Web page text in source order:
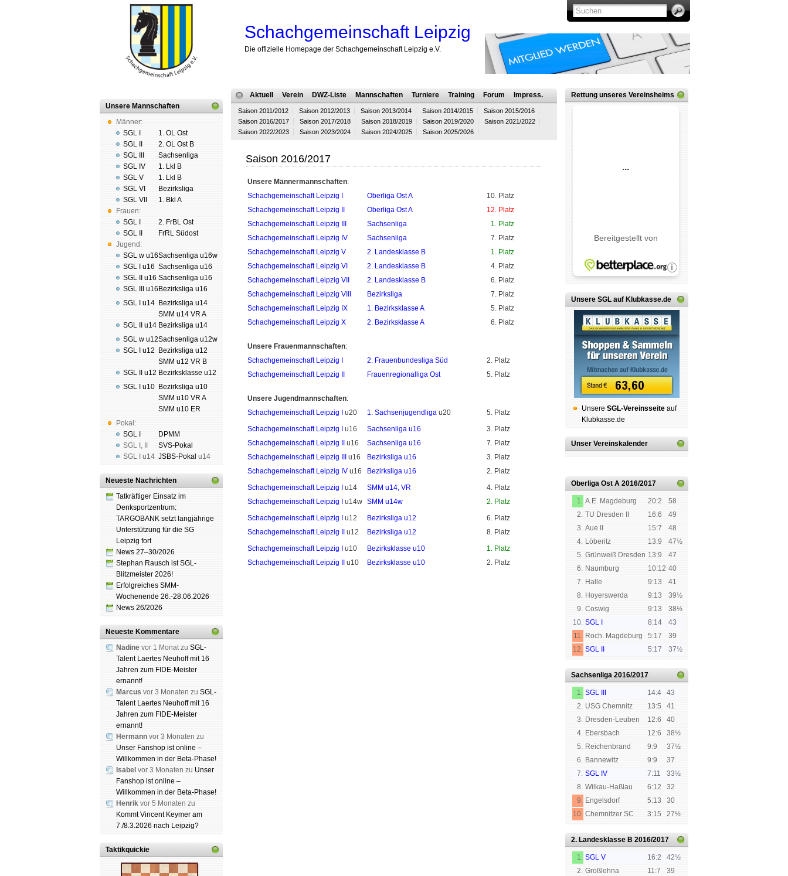
Schachgemeinschaft Leipzig
Die offizielle Homepage der Schachgemeinschaft Leipzig e.V.
Unsere Mannschaften
Männer:
SGL I
SGL II
SGL III
SGL IV
SGL V
SGL VI
SGL VII
Frauen:
SGL I
SGL II
Jugend:
SGL w u16
SGL I u16
SGL II u16
SGL III u16
SGL I u14
SGL II u14
SGL w u12
SGL I u12
SGL II u12
SGL I u10
Pokal:
SGL I
SGL I ,
SGL I
u14
1. OL Ost
2. OL Ost B
Sachsenliga
1. Lkl B
1. Lkl B
Bezirksliga
1. Bkl A
2. FrBL Ost
FrRL Südost
Sachsenliga u16w
Sachsenliga u16
Sachsenliga u16
Bezirksliga u16
Bezirksliga u14
SMM u14 VR A
Bezirksliga u14
Sachsenliga u12w
Bezirksliga u12
SMM u12 VR B
Bezirksklasse u12
Bezirksliga u10
SMM u10 VR A
SMM u10 ER
DPMM
SVS-Pokal
JSBS-Pokal u14
Neueste Nachrichten
Tatkräftiger Einsatz im
Denksportzentrum:
TARGOBANK setzt langjährige
Unterstützung für die SG
Leipzig fort
News 27–30/2026
Stephan Rausch ist SGL-
Blitzmeister 2026!
Erfolgreiches SMM-
Wochenende 26.-28.06.2026
News 26/2026
Neueste Kommentare
Nadine vor 1 Monat zu SGL-
Talent Laertes Neuhoff mit 16
Jahren zum FIDE-Meister
ernannt!
Marcus vor 3 Monaten zu SGL-
Talent Laertes Neuhoff mit 16
Jahren zum FIDE-Meister
ernannt!
Hermann vor 3 Monaten zu
Unser Fanshop ist online –
Willkommen in der Beta-Phase!
Isabel vor 3 Monaten zu Unser
Fanshop ist online –
Willkommen in der Beta-Phase!
Henrik vor 5 Monaten zu
Kommt Vincent Keymer am
7./8.3.2026 nach Leipzig?
Taktikquickie
Aktuell Verein DWZ-Liste Mannschaften Turniere Training Forum Impress.
Saison 2011/2012 Saison 2012/2013 Saison 2013/2014 Saison 2014/2015
Saison 2015/2016
Saison 2016/2017
Saison 2017/2018 Saison 2018/2019 Saison 2019/2020
Saison 2021/2022
Saison 2022/2023
Saison 2023/2024 Saison 2024/2025 Saison 2025/2026
Saison 2016/2017
Unsere Männermannschaften:
Schachgemeinschaft Leipzig I
Oberliga Ost A
10. Platz
Schachgemeinschaft Leipzig II
Oberliga Ost A
12. Platz
Schachgemeinschaft Leipzig III
Sachsenliga
1. Platz
Schachgemeinschaft Leipzig IV
Sachsenliga
7. Platz
Schachgemeinschaft Leipzig V
2. Landesklasse B
1. Platz
Schachgemeinschaft Leipzig VI
2. Landesklasse B
4. Platz
Schachgemeinschaft Leipzig VII
2. Landesklasse B
6. Platz
Schachgemeinschaft Leipzig VIII
Bezirksliga
7. Platz
Schachgemeinschaft Leipzig IX
1. Bezirksklasse A
5. Platz
Schachgemeinschaft Leipzig X
2. Bezirksklasse A 6. Platz
Unsere Frauenmannschaften:
Schachgemeinschaft Leipzig I
2. Frauenbundesliga Süd
2. Platz
Schachgemeinschaft Leipzig II
Frauenregionalliga Ost 5. Platz
Unsere Jugendmannschaften:
Schachgemeinschaft Leipzig I
u20 1. Sachsenjugendliga u20
5. Platz
Schachgemeinschaft Leipzig I
u16 Sachsenliga u16
3. Platz
Schachgemeinschaft Leipzig II
u16 Sachsenliga u16
7. Platz
Schachgemeinschaft Leipzig III
u16 Bezirksliga u16
3. Platz
Schachgemeinschaft Leipzig IV u16 Bezirksliga u16
2. Platz
Schachgemeinschaft Leipzig I
u14 SMM u14, VR
4. Platz
Schachgemeinschaft Leipzig I
u14w SMM u14w
2. Platz
Schachgemeinschaft Leipzig I
u12 Bezirksliga u12
6. Platz
Schachgemeinschaft Leipzig II
u12 Bezirksliga u12
8. Platz
Schachgemeinschaft Leipzig I
u10 Bezirksklasse u10
1. Platz
Schachgemeinschaft Leipzig II
u10 Bezirksklasse u10 2. Platz
Rettung unseres Vereinsheims
Unsere SGL auf Klubkasse.de
Unsere SGL-Ver­eins­sei­te auf
Klubkasse.de
Unser Vereinskalender
Oberliga Ost A 2016/2017
1. A.E. Magdeburg 20:2
58
2. TU Dresden II 16:6
49
3. Aue II 15:7
48
4. Löberitz 13:9
47½
5. Grünweiß Dresden 13:9
47
6. Naumburg 10:12 40
7. Halle 9:13
41
8. Hoyerswerda 9:13
39½
9. Coswig 9:13
38½
10. SGL I 8:14
43
11. Roch. Magdeburg 5:17
39
12. SGL II 5:17 37½
Sachsenliga 2016/2017
1. SGL III 14:4
43
2. USG Chemnitz 13:5
41
3. Dresden-Leuben 12:6
40
4. Ebersbach 12:6
38½
5. Reichenbrand 9:9
37½
6. Bannewitz 9:9
37
7. SGL IV 7:11
33½
8. Wilkau-Haßlau 6:12
32
9. Engelsdorf 5:13
30
10. Chemnitzer SC 3:15 27½
2. Landesklasse B 2016/2017
1. SGL V 16:2
42½
2. Großlehna 11:7
39